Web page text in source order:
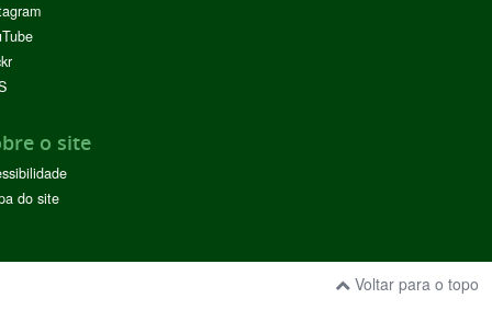
o site
do site
Voltar para o topo